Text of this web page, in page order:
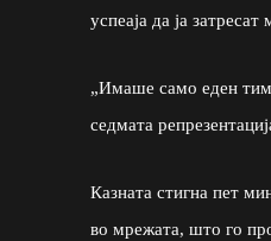
успеаја да ја затресат
„Имаше само еден тим
седмата
Казната стигна пет
во мрежата, што го